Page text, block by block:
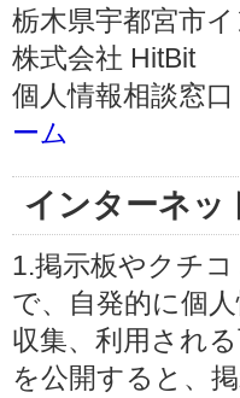
栃木県宇都宮市
株式会社 HitBit
個人情報相談窓
ーム
インターネッ
1.掲示板やクチ
で、自発的に個
収集、利用され
を公開すると、